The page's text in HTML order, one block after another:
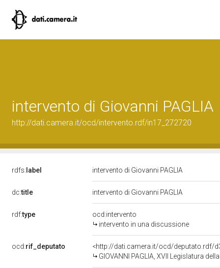
intervento di Giovanni PAGLIA
http://dati.camera.it/ocd/intervento.rdf/in17_272720
rdfs: label intervento di Giovanni PAGLIA
dc:title intervento di Giovanni PAGLIA
rdf:type
ocd:intervento
intervento in una discussione
ocd:rif_deputato
<http://dati.camera.it/ocd/deputato.rdf/
GIOVANNI PAGLIA, XVII Legislatura